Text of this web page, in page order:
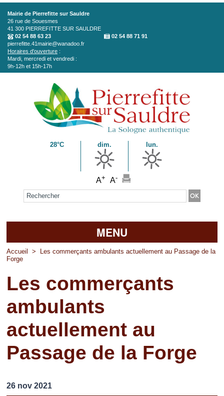
Aller au contenu principal
Mairie de Pierrefitte sur Sauldre
26 rue de Souesmes
41 300 PIERREFITTE SUR SAULDRE
02 54 88 63 23
02 54 88 71 91
pierrefitte.41mairie@wanadoo.fr
Horaires d'ouverture :
Mardi, mercredi et vendredi :
9h-12h et 15h-17h
28°C dim. lun.
A+ A-
Formulaire de recherche
MENU
Accueil
Vos professionnels
Loisirs
Accueil >
Les commerçants ambulants actuellement au Passage de la
Forge
Les commerçants
ambulants
actuellement au
Passage de la Forge
26 nov 2021